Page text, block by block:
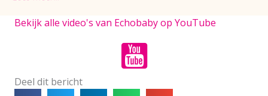
Bekijk alle video's van Echobaby op YouTube
Deel dit bericht